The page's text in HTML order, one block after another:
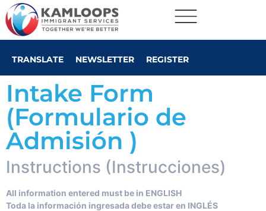
TRANSLATE NEWSLETTER REGISTER
Intake Form
(Formulario de
Admisión )
Client
Intake
Form
Spanish
Instructions (Instrucciones)
All information entered must be in ENGLISH
Toda la información ingresada debe estar en INGLÉS